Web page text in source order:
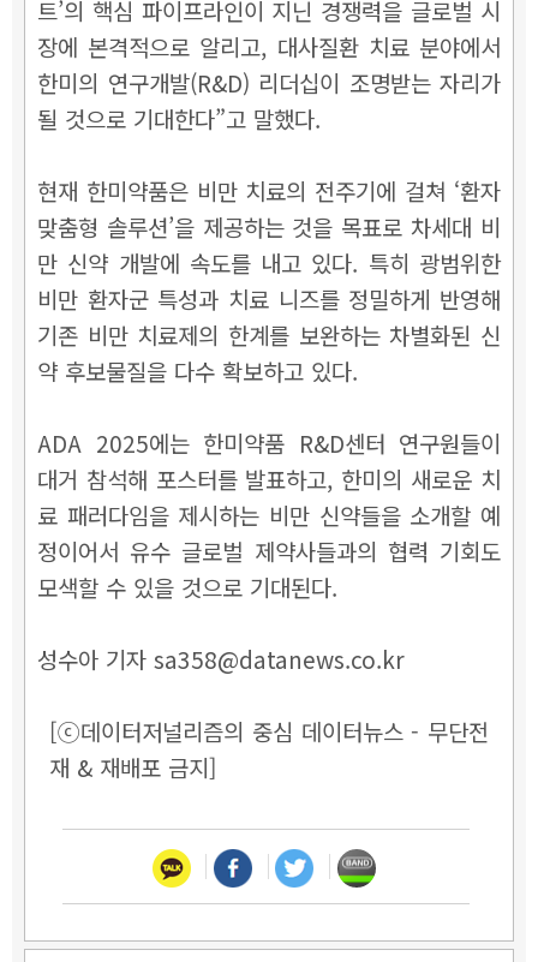
트’의 핵심 파이프라인이 지닌 경쟁력을 글로벌 시
장에 본격적으로 알리고, 대사질환 치료 분야에서
한미의 연구개발(R&D) 리더십이 조명받는 자리가
될 것으로 기대한다”고 말했다.
현재 한미약품은 비만 치료의 전주기에 걸쳐 ‘환자
맞춤형 솔루션’을 제공하는 것을 목표로 차세대 비
만 신약 개발에 속도를 내고 있다. 특히 광범위한
비만 환자군 특성과 치료 니즈를 정밀하게 반영해
기존 비만 치료제의 한계를 보완하는 차별화된 신
약 후보물질을 다수 확보하고 있다.
ADA 2025에는 한미약품 R&D센터 연구원들이
대거 참석해 포스터를 발표하고, 한미의 새로운 치
료 패러다임을 제시하는 비만 신약들을 소개할 예
정이어서 유수 글로벌 제약사들과의 협력 기회도
모색할 수 있을 것으로 기대된다.
성수아 기자 sa358@datanews.co.kr
[ⓒ데이터저널리즘의 중심 데이터뉴스 - 무단전
재 & 재배포 금지]